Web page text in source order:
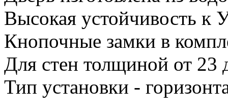
Высокая устойчивость к
Кнопочные замки в
Для стен толщиной от 23
Тип установки -